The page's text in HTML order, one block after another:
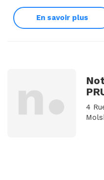
En savoir plus
4